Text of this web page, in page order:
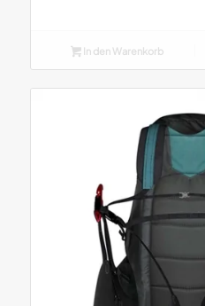
In den Warenkorb